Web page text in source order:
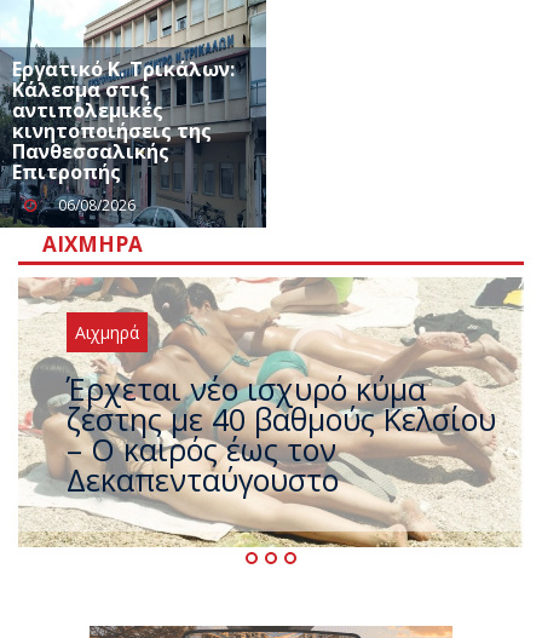
Εργατικό Κ. Τρικάλων:
Κάλεσμα στις
αντιπολεμικές
κινητοποιήσεις της
Πανθεσσαλικής
Επιτροπής
06/08/2026
ΑΙΧΜΗΡΆ
Αιχμηρά
Άφαντος ο Τσίπρας… την ώρα
που η χώρα καίγεται